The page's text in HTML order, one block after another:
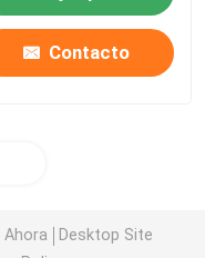
Contacto
Desktop Site